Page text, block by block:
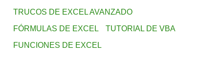
TRUCOS DE EXCEL AVANZADO
FÓRMULAS DE EXCEL
TUTORIAL DE VBA
FUNCIONES DE EXCEL